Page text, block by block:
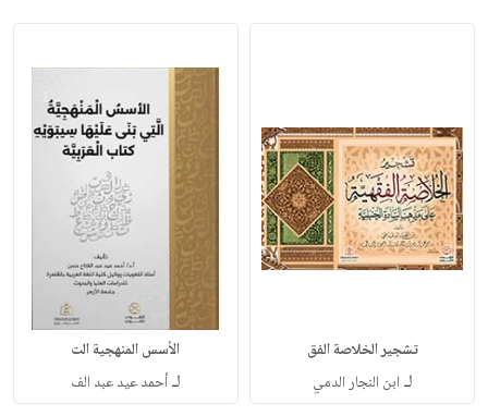
تشجير الخلاصة الفق
لـ ابن النجار الدمي
الأسس المنهجية الت
لـأحمد عيد عبد الف